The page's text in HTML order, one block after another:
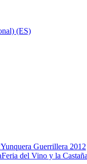
Yunquera Guerrillera 2012
Feria del Vino y la Castaña